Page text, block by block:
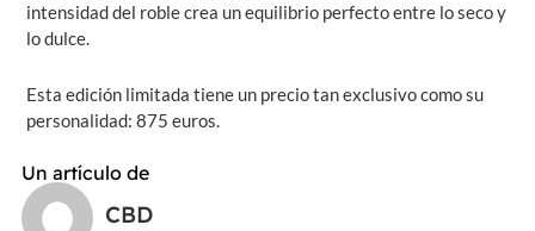
intensidad del roble crea un equilibrio perfecto entre lo seco y
lo dulce.
Esta edición limitada tiene un precio tan exclusivo como su
personalidad: 875 euros.
Un artículo de
CBD